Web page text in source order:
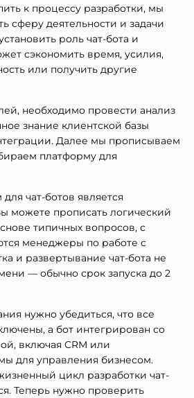
к процессу разработки, мы
сферу деятельности и задачи
роль чат-бота и
сэкономить время, усилия,
или получить другие
необходимо провести анализ
знание клиентской базы
Далее мы прописываем
платформу для
чат-ботов является
можете прописать логический
типичных вопросов, с
менеджеры по работе с
и развертывание чат-бота не
— обычно срок запуска до 2
нужно убедиться, что все
а бот интегрирован со
включая CRM или
для управления бизнесом.
цикл разработки чат-
Теперь нужно проверить